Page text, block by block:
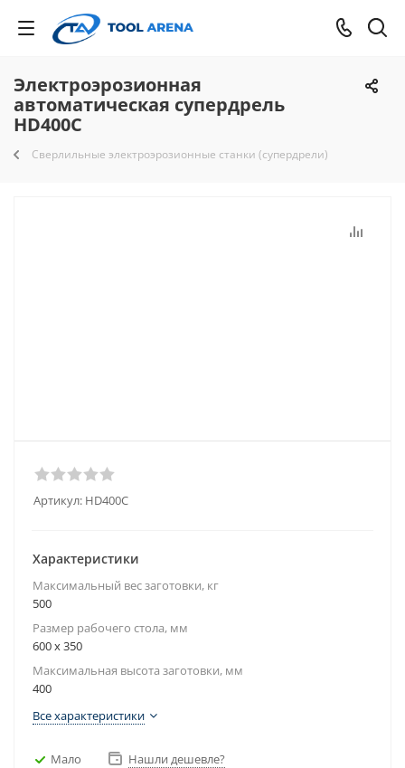
Электроэрозионная
автоматическая супердрель
HD400C
Сверлильные электроэрозионные станки (супердрели)
Артикул: HD400C
Характеристики
Максимальный вес заготовки, кг
500
Размер рабочего стола, мм
600 x 350
Максимальная высота заготовки, мм
400
Все характеристики
Мало Нашли дешевле?